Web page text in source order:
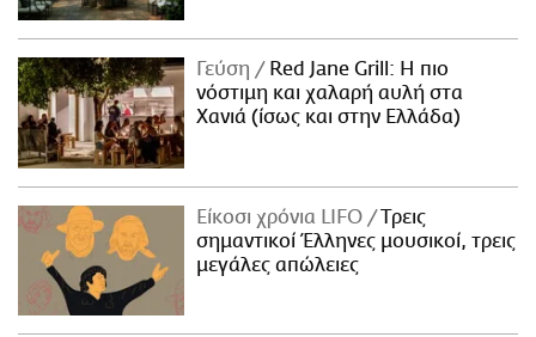
Γεύση
Red Jane Grill: Η πιο
νόστιμη και χαλαρή αυλή στα
Χανιά (ίσως και στην Ελλάδα)
Είκοσι χρόνια LIFO
Tρεις
σημαντικοί Έλληνες μουσικοί, τρεις
μεγάλες απώλειες